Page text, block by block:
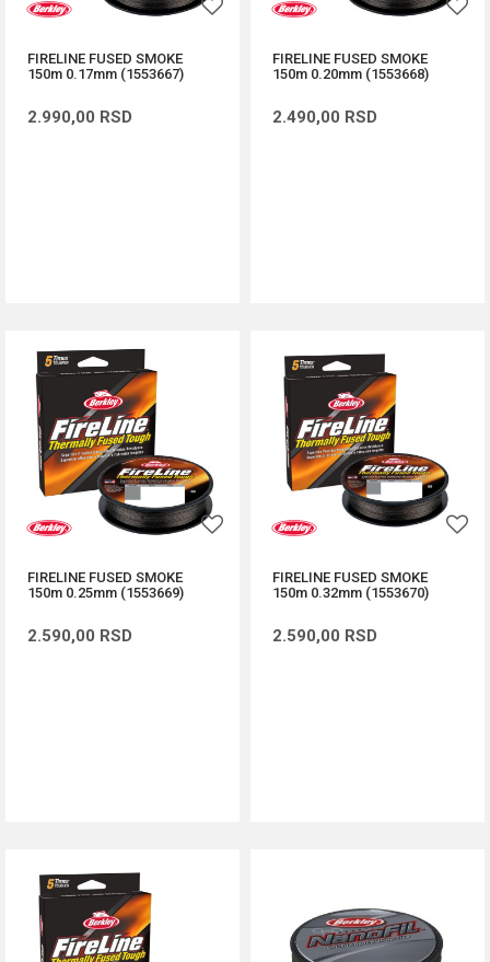
FIRELINE FUSED SMOKE
150m 0.17mm (1553667)
2.990,00 RSD
FIRELINE FUSED SMOKE
150m 0.20mm (1553668)
2.490,00 RSD
FIRELINE FUSED SMOKE
150m 0.25mm (1553669)
2.590,00 RSD
FIRELINE FUSED SMOKE
150m 0.32mm (1553670)
2.590,00 RSD